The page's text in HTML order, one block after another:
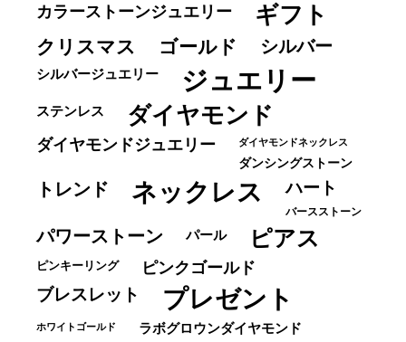
カラーストーンジュエリー ギフト
クリスマス ゴールド シルバー
シルバージュエリー ジュエリー
ステンレス ダイヤモンド
ダイヤモンドジュエリー ダイヤモンドネックレス
ダンシングストーン
トレンド ネックレス ハート
バースストーン
パワーストーン パール ピアス
ピンキーリング ピンクゴールド
ブレスレット プレゼント
ホワイトゴールド ラボグロウンダイヤモンド